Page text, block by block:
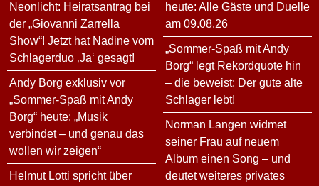
Neonlicht: Heiratsantrag bei
der „Giovanni Zarrella
Show“! Jetzt hat Nadine vom
Schlagerduo ‚Ja‘ gesagt!
Andy Borg exklusiv vor
„Sommer-Spaß mit Andy
Borg“ heute: „Musik
verbindet – und genau das
wollen wir zeigen“
Helmut Lotti spricht über
heute: Alle Gäste und Duelle
am 09.08.26
„Sommer-Spaß mit Andy
Borg“ legt Rekordquote hin
– die beweist: Der gute alte
Schlager lebt!
Norman Langen widmet
seiner Frau auf neuem
Album einen Song – und
deutet weiteres privates